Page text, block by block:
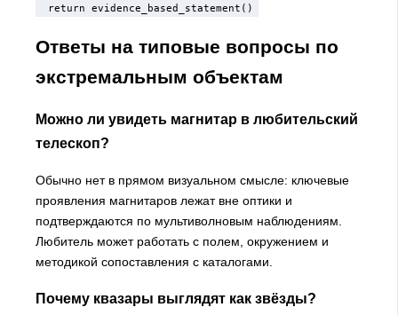
  return evidence_based_statement()
Ответы на типовые вопросы по
экстремальным объектам
Можно ли увидеть магнитар в любительский
телескоп?
Обычно нет в прямом визуальном смысле: ключевые
проявления магнитаров лежат вне оптики и
подтверждаются по мультиволновым наблюдениям.
Любитель может работать с полем, окружением и
методикой сопоставления с каталогами.
Почему квазары выглядят как звёзды?